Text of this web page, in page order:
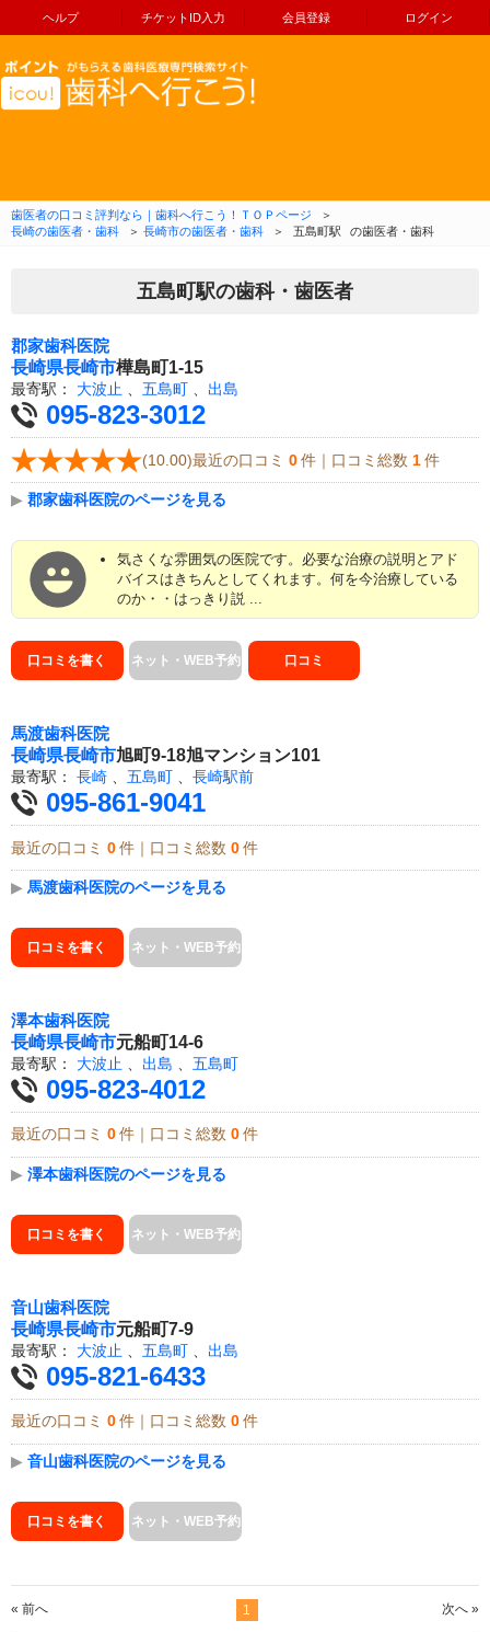
ヘルプ チケットID入力 会員登録 ログイン
コンテンツへ移動
歯医者の口コミ評判なら｜歯科へ行こう！ＴＯＰページ
＞
長崎の歯医者・歯科
＞ 長崎市の歯医者・歯科 ＞ 五島町駅 の歯医者・歯科
五島町駅の歯科・歯医者
郡家歯科医院
長崎県長崎市樺島町1-15
最寄駅： 大波止 五島町 出島
095-823-3012
(10.00)最近の口コミ 0 件｜口コミ総数 1 件
▶ 郡家歯科医院のページを見る
気さくな雰囲気の医院です。必要な治療の説明とアド
バイスはきちんとしてくれます。何を今治療している
のか・・はっきり説 ...
口コミを書く ネット・WEB予約 口コミ
馬渡歯科医院
長崎県長崎市旭町9-18旭マンション101
最寄駅： 長崎 、 五島町 、 長崎駅前
095-861-9041
最近の口コミ 0 件｜口コミ総数 0 件
▶ 馬渡歯科医院のページを見る
口コミを書く ネット・WEB予約
澤本歯科医院
長崎県長崎市元船町14-6
最寄駅： 大波止 出島 五島町
095-823-4012
最近の口コミ 0 件｜口コミ総数 0 件
▶ 澤本歯科医院のページを見る
口コミを書く ネット・WEB予約
音山歯科医院
長崎県長崎市元船町7-9
最寄駅： 大波止 五島町 出島
095-821-6433
最近の口コミ 0 件｜口コミ総数 0 件
▶ 音山歯科医院のページを見る
口コミを書く ネット・WEB予約
« 前へ 1 次へ »